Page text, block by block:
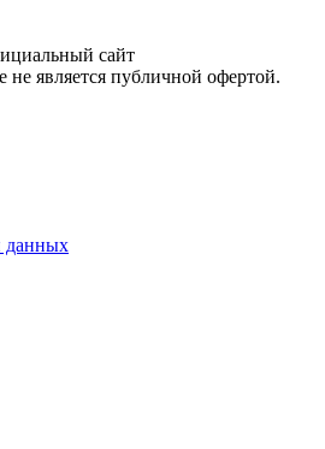
сайт
не является публичной офертой.
данных